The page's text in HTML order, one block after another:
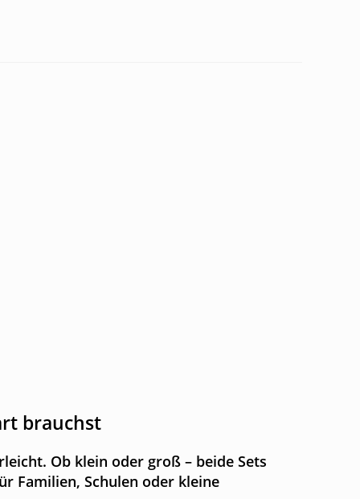
brauchst
Ob klein oder groß – beide Sets
Familien, Schulen oder kleine